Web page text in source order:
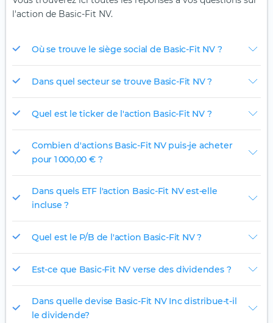
l'action de Basic-Fit NV.
Où se trouve le siège social de Basic-Fit NV ?
Dans quel secteur se trouve Basic-Fit NV ?
Quel est le ticker de l'action Basic-Fit NV ?
Combien d'actions Basic-Fit NV puis-je acheter
pour 1 000,00 € ?
Dans quels ETF l'action Basic-Fit NV est-elle
incluse ?
Quel est le P/B de l'action Basic-Fit NV ?
Est-ce que Basic-Fit NV verse des dividendes ?
Dans quelle devise Basic-Fit NV Inc distribue-t-il
le dividende?